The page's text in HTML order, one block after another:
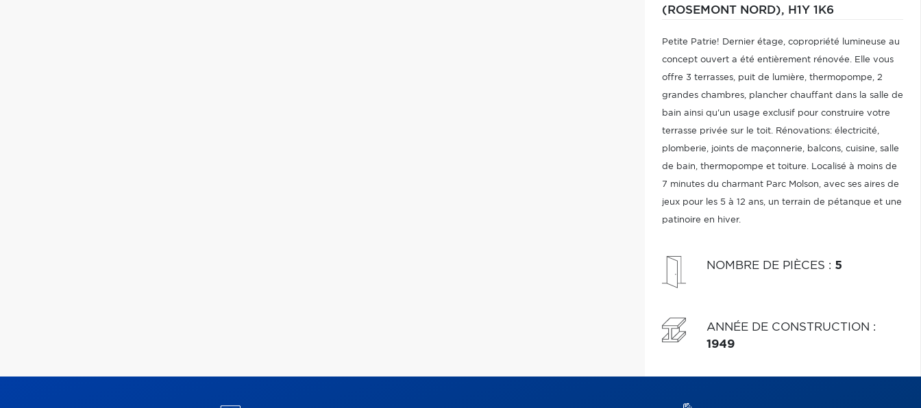
(ROSEMONT NORD), H1Y 1K6
Petite Patrie! Dernier étage, copropriété lumineuse au
concept ouvert a été entièrement rénovée. Elle vous
offre 3 terrasses, puit de lumière, thermopompe, 2
grandes chambres, plancher chauffant dans la salle de
bain ainsi qu'un usage exclusif pour construire votre
terrasse privée sur le toit. Rénovations: électricité,
plomberie, joints de maçonnerie, balcons, cuisine, salle
de bain, thermopompe et toiture. Localisé à moins de
7 minutes du charmant Parc Molson, avec ses aires de
jeux pour les 5 à 12 ans, un terrain de pétanque et une
patinoire en hiver.
NOMBRE DE PIÈCES : 5
ANNÉE DE CONSTRUCTION :
1949